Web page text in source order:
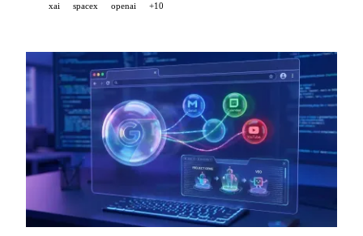
xai spacex openai +10